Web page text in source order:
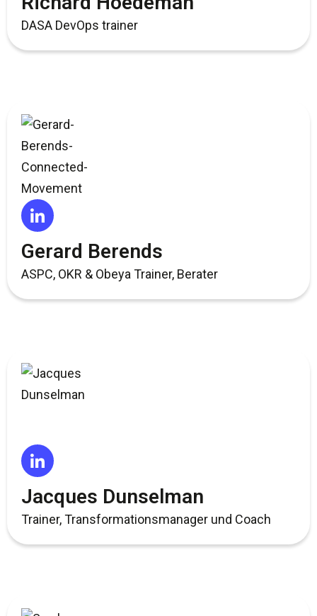
DASA DevOps trainer
Gerard Berends
ASPC, OKR & Obeya Trainer, Berater
Jacques Dunselman
Trainer, Transformationsmanager und Coach